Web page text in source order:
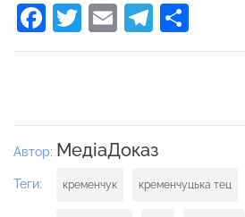
Facebook
Twitter
Email
Автор: МедіаДоказ
Теги: кременчук кременчуцька тец